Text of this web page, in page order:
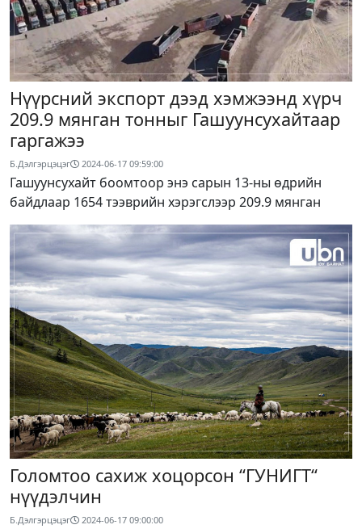
Нүүрсний экспорт дээд хэмжээнд хүрч
209.9 мянган тонныг Гашуунсухайтаар
гаргажээ
Б.Дэлгэрцэцэг 2024-06-17 09:59:00
Гашуунсухайт боомтоор энэ сарын 13-ны өдрийн
байдлаар 1654 тээврийн хэрэгслээр 209.9 мянган
Голомтоо сахиж хоцорсон “ГУНИГТ“
нүүдэлчин
Б.Дэлгэрцэцэг 2024-06-17 09:00:00